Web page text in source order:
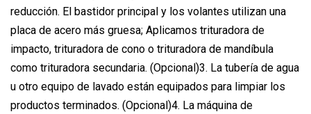
reducción. El bastidor principal y los volantes utilizan una
placa de acero más gruesa; Aplicamos trituradora de
impacto, trituradora de cono o trituradora de mandíbula
como trituradora secundaria. (Opcional)3. La tubería de agua
u otro equipo de lavado están equipados para limpiar los
productos terminados. (Opcional)4. La máquina de